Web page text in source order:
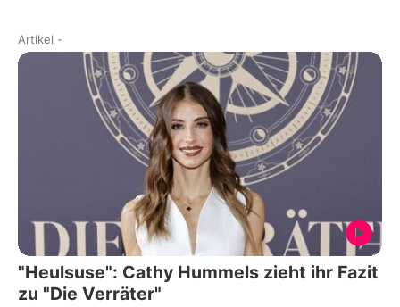
Artikel -
"Heulsuse": Cathy Hummels zieht ihr Fazit
zu "Die Verräter"